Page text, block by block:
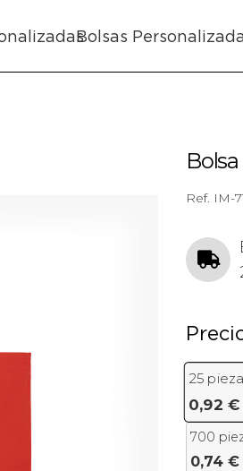
Bolsas
Ref. IM-
25
0,92 €
700
0,74 €